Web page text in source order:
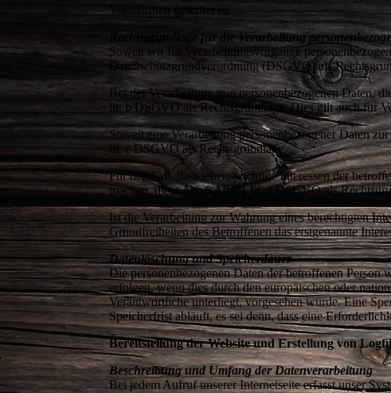
Vorschriften gestattet ist.
Rechtsgrundlage für die Verarbeitung
Soweit wir für Verarbeitungsvorgänge
Datenschutzgrundverordnung (DSGVO) als
Bei der Verarbeitung von personenbezogenen Daten,
lit. b DSGVO als Rechtsgrundlage. Dies gilt auch für
Soweit eine Verarbeitung personenbezogener Daten
lit. c DSGVO als Rechtsgrundlage.
Für den Fall, dass lebenswichtige Interessen der
machen, dient Art. 6 Abs. 1 lit. d DSGVO als
Ist die Verarbeitung zur Wahrung eines berechtigten
Grundfreiheiten des Betroffenen das erstgenannte
Datenlöschung und Speicherdauer
Die personenbezogenen Daten der betroffenen
erfolgen, wenn dies durch den europäischen oder
Verantwortliche unterliegt, vorgesehen wurde. Eine
Speicherfrist abläuft, es sei denn, dass eine
Bereitstellung der Website und Erstellung von
Beschreibung und Umfang der Datenverarbeitung
Bei jedem Aufruf unserer Internetseite erfasst unser